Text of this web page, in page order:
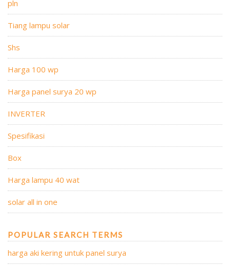
pln
Tiang lampu solar
Shs
Harga 100 wp
Harga panel surya 20 wp
INVERTER
Spesifikasi
Box
Harga lampu 40 wat
solar all in one
POPULAR SEARCH TERMS
harga aki kering untuk panel surya